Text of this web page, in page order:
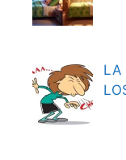
LA